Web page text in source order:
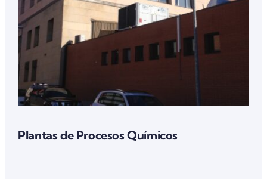
Plantas de Procesos Químicos